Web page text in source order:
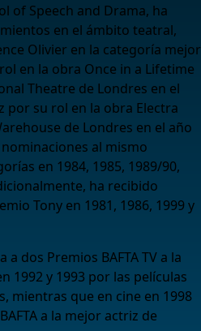
of Speech and Drama, ha
en el ámbito teatral,
Olivier en la categoría mejor
en la obra Once in a Lifetime
Theatre de Londres en el
por su rol en la obra Electra
de Londres en el año
al mismo
en 1984, 1985, 1989/90,
ha recibido
Tony en 1981, 1986, 1999 y
dos Premios BAFTA TV a la
1992 y 1993 por las películas
mientras que en cine en 1998
a la mejor actriz de